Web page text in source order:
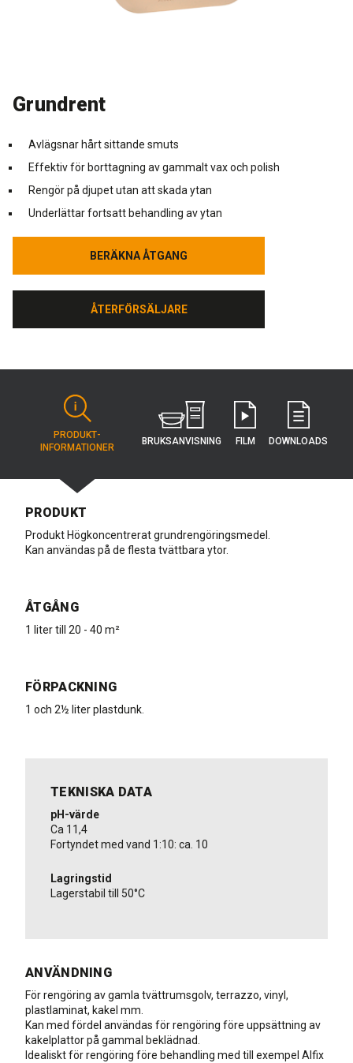
Stegljudsmembran
Downloads
Grundrent
Avlägsnar hårt sittande smuts
Effektiv för borttagning av gammalt vax och polish
Rengör på djupet utan att skada ytan
Underlättar fortsatt behandling av ytan
BERÄKNA ÅTGANG
BERÄKNA ÅTGANG
ÅTERFÖRSÄLJARE
ÅTERFÖRSÄLJARE
PRODUKT­
INFORMATIONER
BRUKSANVISNING FILM DOWNLOADS
PRODUKT
Produkt Högkoncentrerat grundrengöringsmedel.
Kan användas på de flesta tvättbara ytor.
ÅTGÅNG
1 liter till 20 - 40 m²
FÖRPACKNING
1 och 2½ liter plastdunk.
TEKNISKA DATA
pH-värde
Ca 11,4
Fortyndet med vand 1:10: ca. 10
Lagringstid
Lagerstabil till 50°C
ANVÄNDNING
För rengöring av gamla tvättrumsgolv, terrazzo, vinyl,
plastlaminat, kakel mm.
Kan med fördel användas för rengöring före uppsättning av
kakelplattor på gammal beklädnad.
Idealiskt för rengöring före behandling med till exempel Alfix